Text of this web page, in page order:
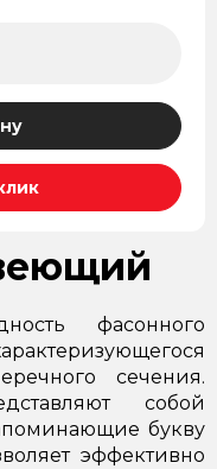
фасонного
сечения.
собой
букву
эффективно